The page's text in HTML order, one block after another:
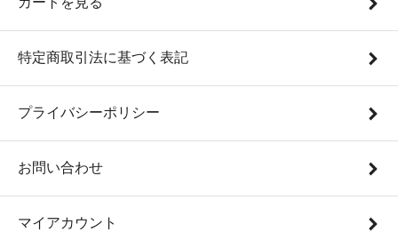
特定商取引法に基づく表記
プライバシーポリシー
お問い合わせ
マイアカウント